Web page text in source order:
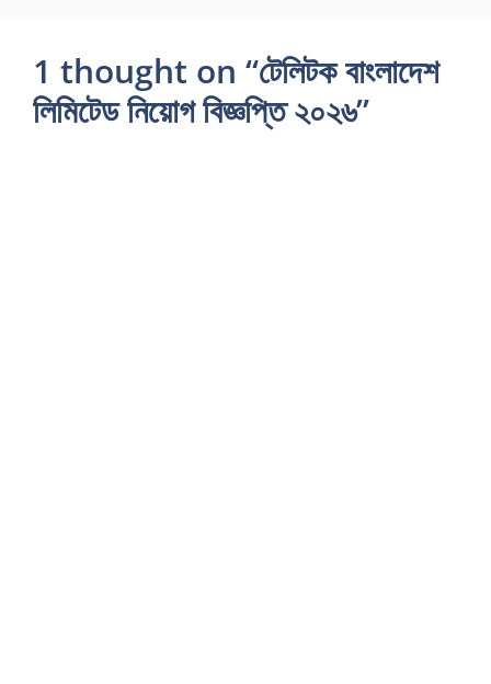
1 thought on “টেলিটক বাংলাদেশ
লিমিটেড নিয়োগ বিজ্ঞপ্তি ২০২৬”